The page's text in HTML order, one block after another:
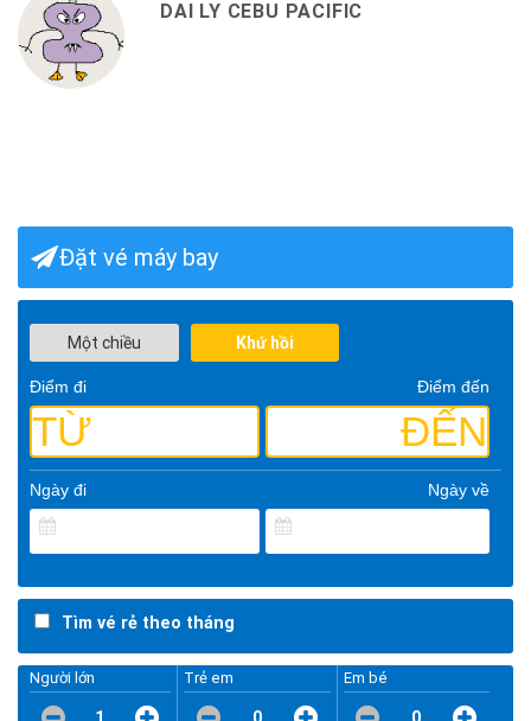
DAI LY CEBU PACIFIC
Đặt vé máy bay
Một chiều Khứ hồi
Điểm đi Điểm đến
TỪ ĐẾN
Ngày đi Ngày về
Tìm vé rẻ theo tháng
Người lớn Trẻ em Em bé